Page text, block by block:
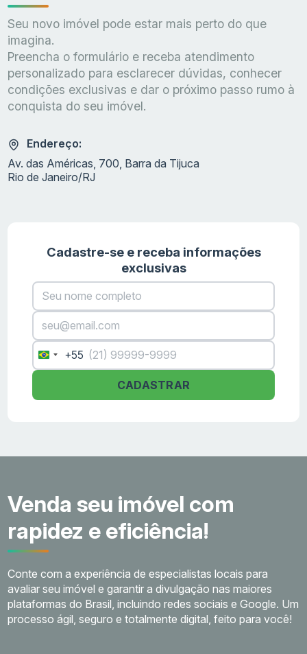
Seu novo imóvel pode estar mais perto do que
imagina.
Preencha o formulário e receba atendimento
personalizado para esclarecer dúvidas, conhecer
condições exclusivas e dar o próximo passo rumo à
conquista do seu imóvel.
Endereço:
Av. das Américas, 700, Barra da Tijuca
Rio de Janeiro/RJ
Cadastre-se e receba informações
exclusivas
Brazil
+55
+55
CADASTRAR
Venda seu imóvel com
rapidez e eficiência!
Conte com a experiência de especialistas locais para
avaliar seu imóvel e garantir a divulgação nas maiores
plataformas do Brasil, incluindo redes sociais e Google. Um
processo ágil, seguro e totalmente digital, feito para você!